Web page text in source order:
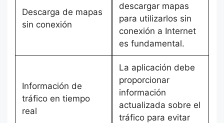
Descarga de mapas
sin conexión
descargar mapas
para utilizarlos sin
conexión a Internet
es fundamental.
Información de
tráfico en tiempo
real
La aplicación debe
proporcionar
información
actualizada sobre el
tráfico para evitar